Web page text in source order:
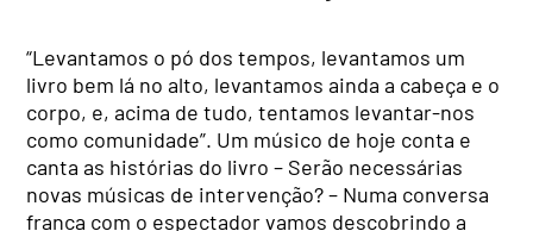
“Levantamos o pó dos tempos, levantamos um
livro bem lá no alto, levantamos ainda a cabeça e o
corpo, e, acima de tudo, tentamos levantar-nos
como comunidade”. Um músico de hoje conta e
canta as histórias do livro – Serão necessárias
novas músicas de intervenção? – Numa conversa
franca com o espectador vamos descobrindo a